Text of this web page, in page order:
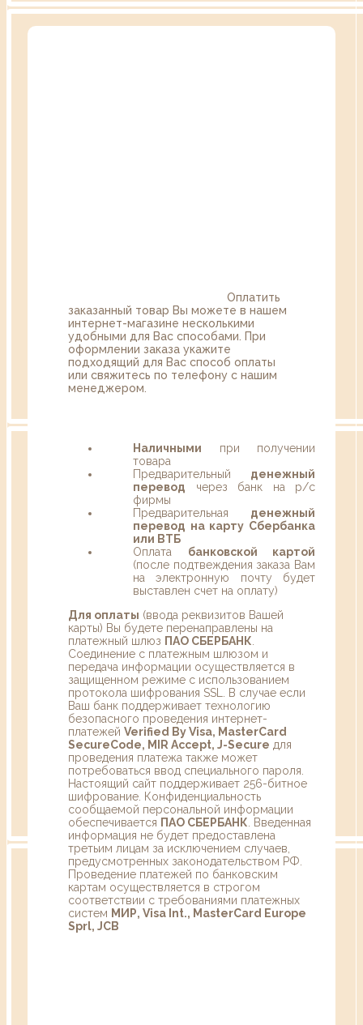
Оплатить
заказанный товар Вы можете в нашем
интернет-магазине несколькими
удобными для Вас способами. При
оформлении заказа укажите
подходящий для Вас способ оплаты
или свяжитесь по телефону с нашим
менеджером.
Наличными при получении
товара
Предварительный денежный
перевод через банк на р/с
фирмы
Предварительная денежный
перевод на карту Сбербанка
или ВТБ
Оплата банковской картой
(после подтвеждения заказа Вам
на электронную почту будет
выставлен счет на оплату)
Для оплаты (ввода реквизитов Вашей
карты) Вы будете перенаправлены на
платежный шлюз ПАО СБЕРБАНК
Соединение с платежным шлюзом и
передача информации осуществляется в
защищенном режиме с использованием
протокола шифрования SSL. В случае если
Ваш банк поддерживает технологию
безопасного проведения интернет-
платежей Verified By Visa, MasterCard
SecureCode, MIR Accept, J-Secure для
проведения платежа также может
потребоваться ввод специального пароля.
Настоящий сайт поддерживает 256-битное
шифрование. Конфиденциальность
сообщаемой персональной информации
обеспечивается ПАО СБЕРБАНК . Введенная
информация не будет предоставлена
третьим лицам за исключением случаев,
предусмотренных законодательством РФ.
Проведение платежей по банковским
картам осуществляется в строгом
соответствии с требованиями платежных
систем МИР, Visa Int., MasterCard Europe
Sprl, JCB